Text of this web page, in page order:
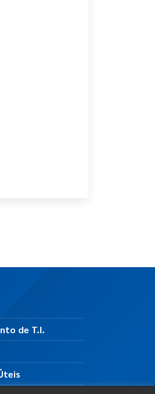
de T.I.